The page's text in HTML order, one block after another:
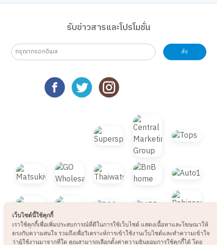
เกี่ยวกับเรา
รับข่าวสารและโปรโมชั่น
เว็บไซต์นี้ใช้คุกกี้
ตรงกับความสนใจ รวมถึงเพื่อวิเคราะห์การเข้าใช้งานเว็บไซต์และทำความเข้าใจ
ว่าผู้ใช้งานมาจากที่ใด คุณสามารถเลือกตั้งค่าความยินยอมการใช้คุกกี้ได้ โดย
นโยบายคุกกี้
การตั้งค่าคุกกี้